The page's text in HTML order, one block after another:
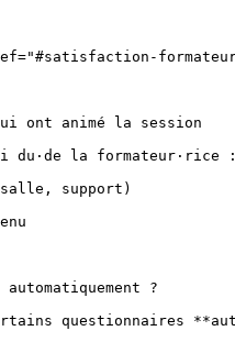
ont animé la session
du·de la formateur·rice :
support)
?
questionnaires